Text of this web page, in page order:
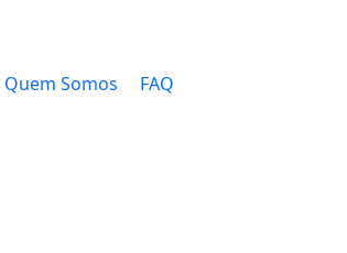
Quem Somos FAQ